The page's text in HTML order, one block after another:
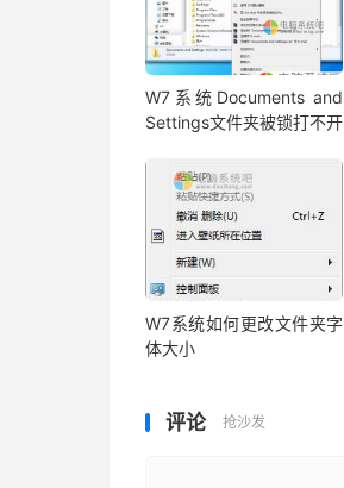
W7系统Documents and
Settings文件夹被锁打不开
W7系统如何更改文件夹字
体大小
评论 抢沙发